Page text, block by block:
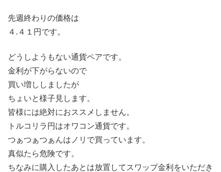
先週終わりの価格は
４.４１円です。
どうしようもない通貨ペアです。
金利が下がらないので
買い増ししましたが
ちょいと様子見します。
皆様には絶対におススメしません。
トルコリラ円はオワコン通貨です。
つぁつぁつぁんはノリで買っています。
真似たら危険です。
ちなみに購入したあとは放置してスワップ金利をいただき